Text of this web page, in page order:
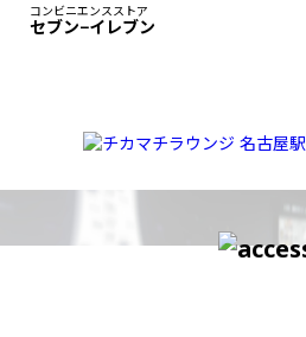
コンビニエンスストア
セブン−イレブン